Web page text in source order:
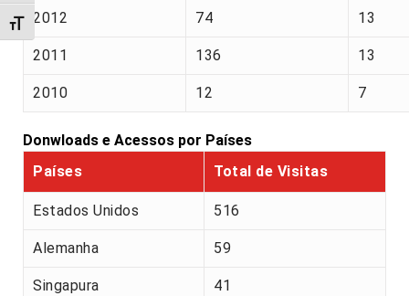
Alternar tamanho da fonte
2012 74 13
2011 136 13
2010 12 7
Donwloads e Acessos por Países
Países
Total de Visitas
Estados Unidos 516
Alemanha 59
Singapura 41